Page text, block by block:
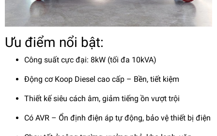
Ưu điểm nổi bật:
Công suất cực đại: 8kW (tối đa 10kVA)
Động cơ Koop Diesel cao cấp – Bền, tiết kiệm
Thiết kế siêu cách âm, giảm tiếng ồn vượt trội
Có AVR – Ổn định điện áp tự động, bảo vệ thiết bị điện